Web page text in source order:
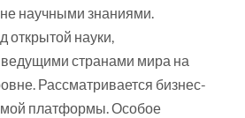
научными знаниями.
открытой науки,
странами мира на
Рассматривается бизнес-
платформы. Особое